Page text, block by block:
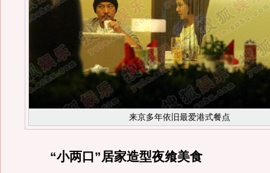
来京多年依旧最爱港式餐点
“小两口”居家造型夜飨美食